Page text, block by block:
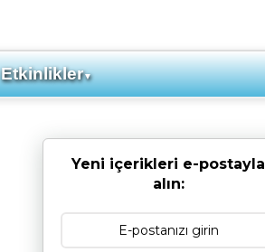
Etkinlikler▼
Yeni içerikleri e-postayla
alın: